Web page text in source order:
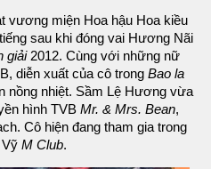
vương miện Hoa hậu Hoa kiều
sau khi đóng vai Hương Nãi
giải2012. Cùng với những nữ
diễn xuất của cô trong Bao la
nồng nhiệt. Sầm Lệ Hương vừa
hình TVB Mr. & Mrs. Bean,
Cô hiện đang tham gia trong
Vỹ M Club.